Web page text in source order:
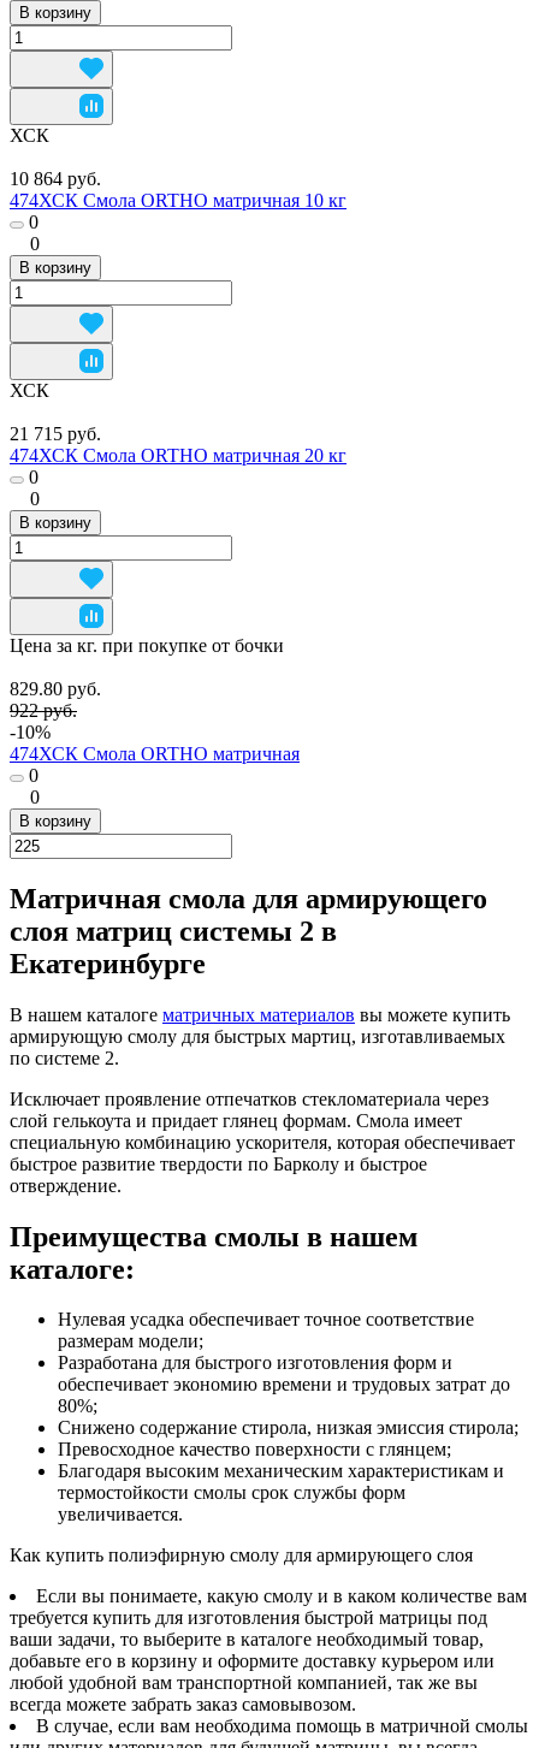
В корзину
ХСК
10 864 руб.
474ХСК Смола ORTHO матричная 10 кг
0
0
В корзину
ХСК
21 715 руб.
474ХСК Смола ORTHO матричная 20 кг
0
0
В корзину
Цена за кг. при покупке от бочки
829.80 руб.
922 руб.
-10%
474ХСК Смола ORTHO матричная
0
0
В корзину
Матричная смола для армирующего
слоя матриц системы 2 в
Екатеринбурге
В нашем каталоге матричных материалов вы можете купить
армирующую смолу для быстрых мартиц, изготавливаемых
по системе 2.
Исключает проявление отпечатков стекломатериала через
слой гелькоута и придает глянец формам. Смола имеет
специальную комбинацию ускорителя, которая обеспечивает
быстрое развитие твердости по Барколу и быстрое
отверждение.
Преимущества смолы в нашем
каталоге:
Нулевая усадка обеспечивает точное соответствие
размерам модели;
Разработана для быстрого изготовления форм и
обеспечивает экономию времени и трудовых затрат до
80%;
Снижено содержание стирола, низкая эмиссия стирола;
Превосходное качество поверхности с глянцем;
Благодаря высоким механическим характеристикам и
термостойкости смолы срок службы форм
увеличивается.
Как купить полиэфирную смолу для армирующего слоя
Если вы понимаете, какую смолу и в каком количестве вам
требуется купить для изготовления быстрой матрицы под
ваши задачи, то выберите в каталоге необходимый товар,
добавьте его в корзину и оформите доставку курьером или
любой удобной вам транспортной компанией, так же вы
всегда можете забрать заказ самовывозом.
В случае, если вам необходима помощь в матричной смолы